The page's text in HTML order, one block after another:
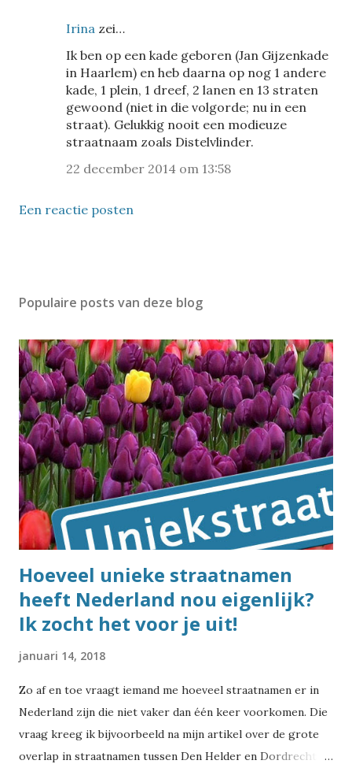
Irina zei…
Ik ben op een kade geboren (Jan Gijzenkade
in Haarlem) en heb daarna op nog 1 andere
kade, 1 plein, 1 dreef, 2 lanen en 13 straten
gewoond (niet in die volgorde; nu in een
straat). Gelukkig nooit een modieuze
straatnaam zoals Distelvlinder.
22 december 2014 om 13:58
Een reactie posten
Populaire posts van deze blog
Hoeveel unieke straatnamen
heeft Nederland nou eigenlijk?
Ik zocht het voor je uit!
januari 14, 2018
Zo af en toe vraagt iemand me hoeveel straatnamen er in
Nederland zijn die niet vaker dan één keer voorkomen. Die
vraag kreeg ik bijvoorbeeld na mijn artikel over de grote
overlap in straatnamen tussen Den Helder en Dordrecht .